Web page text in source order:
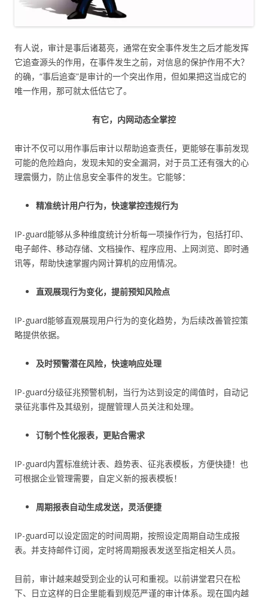
有人说，审计是事后诸葛亮，通常在安全事件发生之后才能发挥
它追查源头的作用，在事件发生之前，对信息的保护作用不大？
的确，“事后追查”是审计的一个突出作用，但如果把这当成它的
唯一作用，那可就太低估它了。
有它，内网动态全掌控
审计不仅可以用作事后审计以帮助追查责任，更能够在事前发现
可能的危险趋向，发现未知的安全漏洞，对于员工还有强大的心
理震慑力，防止信息安全事件的发生。它能够：
精准统计用户行为，快速掌控违规行为
IP-guard能够从多种维度统计分析每一项操作行为，包括打印、
电子邮件、移动存储、文档操作、程序应用、上网浏览、即时通
讯等，帮助快速掌握内网计算机的应用情况。
直观展现行为变化，提前预知风险点
IP-guard能够直观展现用户行为的变化趋势，为后续改善管控策
略提供依据。
及时预警潜在风险，快速响应处理
IP-guard分级征兆预警机制，当行为达到设定的阈值时，自动记
录征兆事件及其级别，提醒管理人员关注和处理。
订制个性化报表，更贴合需求
IP-guard内置标准统计表、趋势表、征兆表模板，方便快捷！也
可根据企业管理需要，自定义新的报表模板！
周期报表自动生成发送，灵活便捷
IP-guard可以设定固定的时间周期，按照设定周期自动生成报
表。并支持邮件订阅，定时将周期报表发送至指定相关人员。
目前，审计越来越受到企业的认可和重视。以前讲堂君只在松
下、日立这样的日企里能看到规范严谨的审计体系。现在国内越